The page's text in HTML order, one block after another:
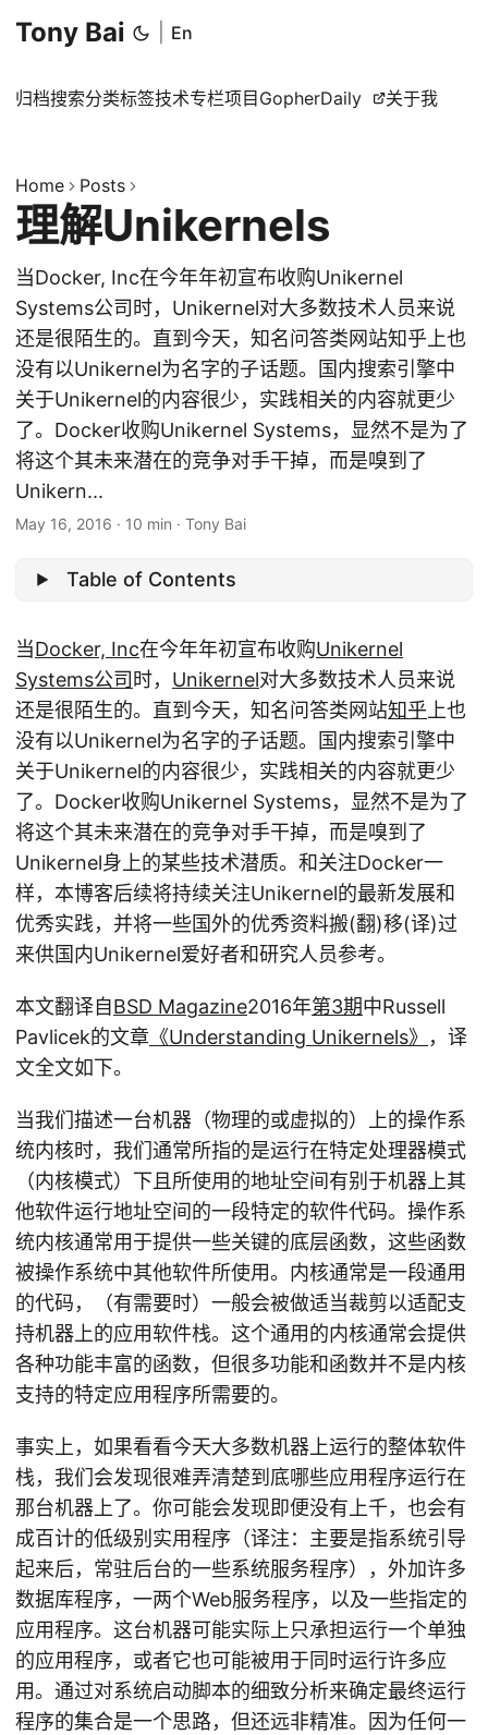
Tony Bai En
归档搜索分类标签技术专栏项目 GopherDaily 关于我
Home Posts
理解Unikernels
当Docker, Inc在今年年初宣布收购Unikernel
Systems公司时，Unikernel对大多数技术人员来说
还是很陌生的。直到今天，知名问答类网站知乎上也
没有以Unikernel为名字的子话题。国内搜索引擎中
关于Unikernel的内容很少，实践相关的内容就更少
了。Docker收购Unikernel Systems，显然不是为了
将这个其未来潜在的竞争对手干掉，而是嗅到了
Unikern...
May 16, 2016 · 10 min · Tony Bai
Table of Contents
当Docker, Inc在今年年初宣布收购Unikernel
Systems公司时， Unikernel对大多数技术人员来说
还是很陌生的。直到今天，知名问答类网站知乎 上也
没有以Unikernel为名字的子话题。国内搜索引擎中
关于Unikernel的内容很少，实践相关的内容就更少
了。Docker收购Unikernel Systems，显然不是为了
将这个其未来潜在的竞争对手干掉，而是嗅到了
Unikernel身上的某些技术潜质。和关注Docker一
样，本博客后续将持续关注Unikernel的最新发展和
优秀实践，并将一些国外的优秀资料搬(翻)移(译)过
来供国内Unikernel爱好者和研究人员参考。
本文翻译自BSD Magazine2016年第3期中Russell
Pavlicek的文章 《Understanding Unikernels》 ，译
文全文如下。
当我们描述一台机器（物理的或虚拟的）上的操作系
统内核时，我们通常所指的是运行在特定处理器模式
（内核模式）下且所使用的地址空间有别于机器上其
他软件运行地址空间的一段特定的软件代码。操作系
统内核通常用于提供一些关键的底层函数，这些函数
被操作系统中其他软件所使用。内核通常是一段通用
的代码，（有需要时）一般会被做适当裁剪以适配支
持机器上的应用软件栈。这个通用的内核通常会提供
各种功能丰富的函数，但很多功能和函数并不是内核
支持的特定应用程序所需要的。
事实上，如果看看今天大多数机器上运行的整体软件
栈，我们会发现很难弄清楚到底哪些应用程序运行在
那台机器上了。你可能会发现即便没有上千，也会有
成百计的低级别实用程序（译注：主要是指系统引导
起来后，常驻后台的一些系统服务程序），外加许多
数据库程序，一两个Web服务程序，以及一些指定的
应用程序。这台机器可能实际上只承担运行一个单独
的应用程序，或者它也可能被用于同时运行许多应
用。通过对系统启动脚本的细致分析来确定最终运行
程序的集合是一个思路，但还远非精准。因为任何一